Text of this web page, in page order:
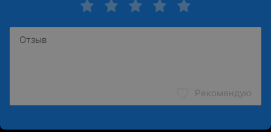
противопоказания и побочные реакции.
Рекомендую